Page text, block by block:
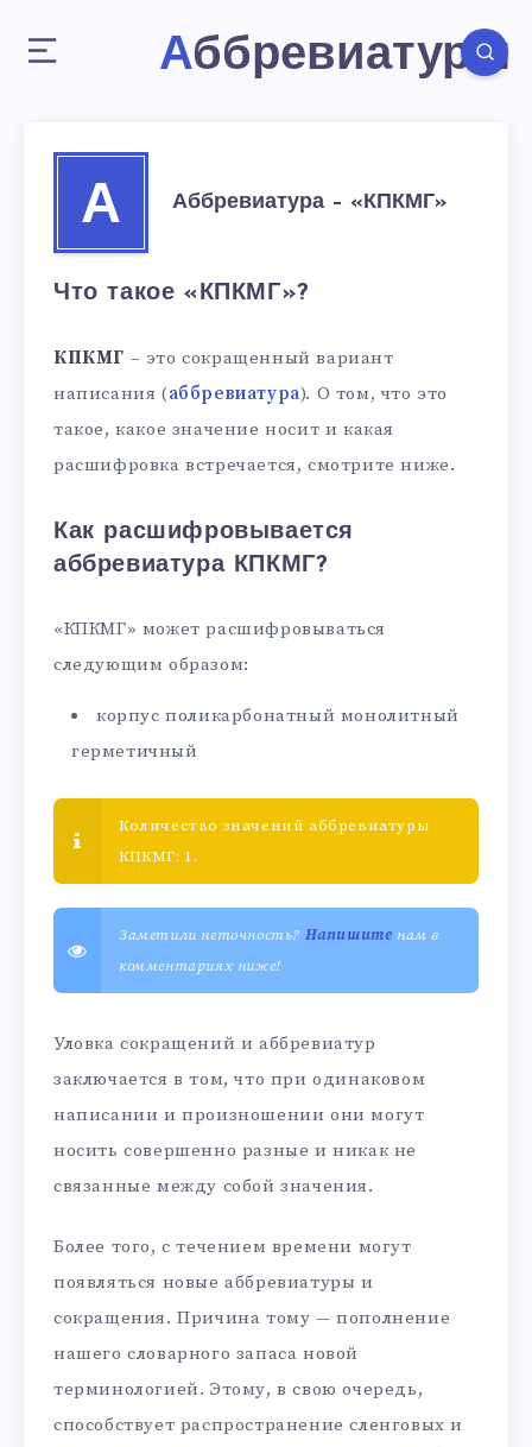
Аббревиатуры
А Аббревиатура – «КПКМГ»
Что такое «КПКМГ»?
КПКМГ – это сокращенный вариант
написания (аббревиатура). О том, что это
такое, какое значение носит и какая
расшифровка встречается, смотрите ниже.
Как расшифровывается
аббревиатура КПКМГ?
«КПКМГ» может расшифровываться
следующим образом:
корпус поликарбонатный монолитный
герметичный
Количество значений аббревиатуры
КПКМГ: 1.
Заметили неточность? Напишитенам в
комментариях ниже!
Уловка сокращений и аббревиатур
заключается в том, что при одинаковом
написании и произношении они могут
носить совершенно разные и никак не
связанные между собой значения.
Более того, с течением времени могут
появляться новые аббревиатуры и
сокращения. Причина тому — пополнение
нашего словарного запаса новой
терминологией. Этому, в свою очередь,
способствует распространение сленговых и